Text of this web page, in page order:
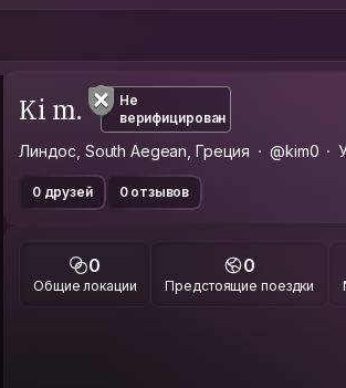
Ki m.
Не
верифицирован
Линдос, South Aegean, Греция @kim0
0 друзей 0 отзывов
0
Общие локации
0
Предстоящие поездки